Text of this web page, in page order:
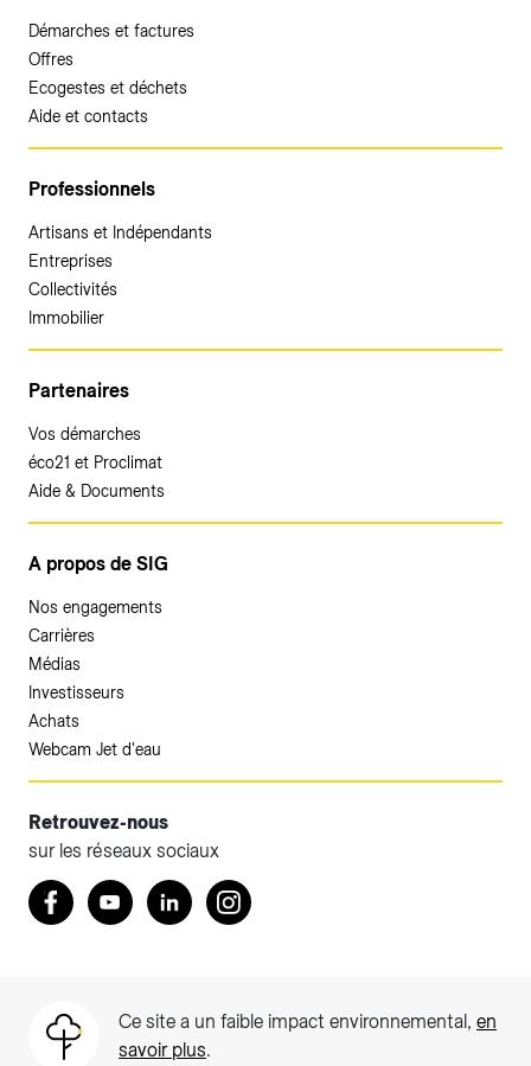
Démarches et factures
Offres
Ecogestes et déchets
Aide et contacts
Professionnels
Artisans et Indépendants
Entreprises
Collectivités
Immobilier
Partenaires
Vos démarches
éco21 et Proclimat
Aide & Documents
A propos de SIG
Nos engagements
Carrières
Médias
Investisseurs
Achats
Webcam Jet d'eau
Retrouvez-nous
sur les réseaux sociaux
Retrouvez nous sur Facebook
YoutubeLinkedInInstagram
Ce site a un faible impact environnemental, en
savoir plus.
Accéder à votre espace client SIG.
Votre espace client SIG n'est pas optimisé pour une
Particuliers)